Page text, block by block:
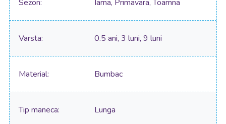
Sezon Iarna, Primavara, Toamna
Varsta 0.5 ani, 3 luni, 9 luni
Material Bumbac
Tip maneca Lunga